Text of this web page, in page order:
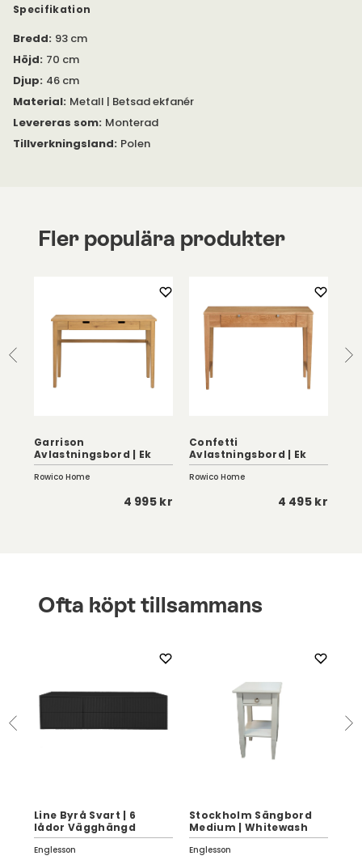
I samma serie
Specifikation
Bredd: 93 cm
Höjd: 70 cm
Djup: 46 cm
Material: Metall | Betsad ekfanér
Levereras som: Monterad
Tillverkningsland: Polen
Fler populära produkter
Garrison
Avlastningsbord | Ek
Rowico Home
4 995 kr
Confetti
Avlastningsbord | Ek
Rowico Home
4 495 kr
Ofta köpt tillsammans
Line Byrå Svart | 6
lådor Vägghängd
Englesson
Stockholm Sängbord
Medium | Whitewash
Englesson